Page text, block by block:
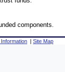
components.
| Site Map